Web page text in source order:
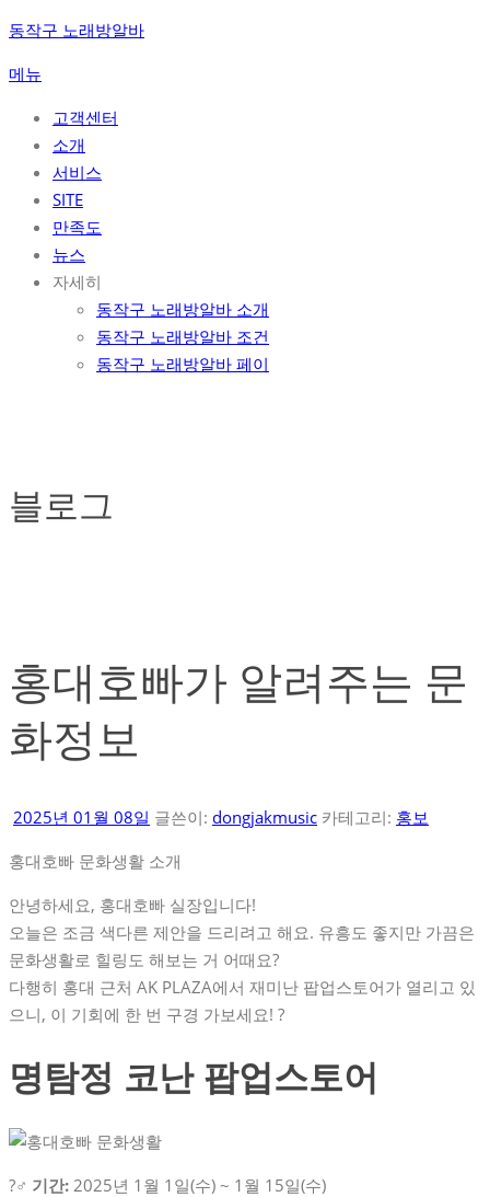
콘
츠
동작구 노래방알바
메뉴
고객센터
소개
서비스
SITE
만족도
뉴스
자세히
동작구 노래방알바 소개
동작구 노래방알바 조건
동작구 노래방알바 페이
블로그
홍대호빠가 알려주는 문
화정보
2025년 01월 08일 글쓴이: dongjakmusic 카테고리: 홍보
홍대호빠 문화생활 소개
안녕하세요, 홍대호빠 실장입니다!
오늘은 조금 색다른 제안을 드리려고 해요. 유흥도 좋지만 가끔은
문화생활로 힐링도 해보는 거 어때요?
다행히 홍대 근처 AK PLAZA에서 재미난 팝업스토어가 열리고 있
으니, 이 기회에 한 번 구경 가보세요! ?
명탐정 코난 팝업스토어
?️‍♂️ 기간: 2025년 1월 1일(수) ~ 1월 15일(수)